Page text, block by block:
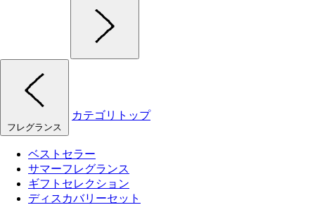
フレグランス
カテゴリトップ
ベストセラー
サマーフレグランス
ギフトセレクション
ディスカバリーセット